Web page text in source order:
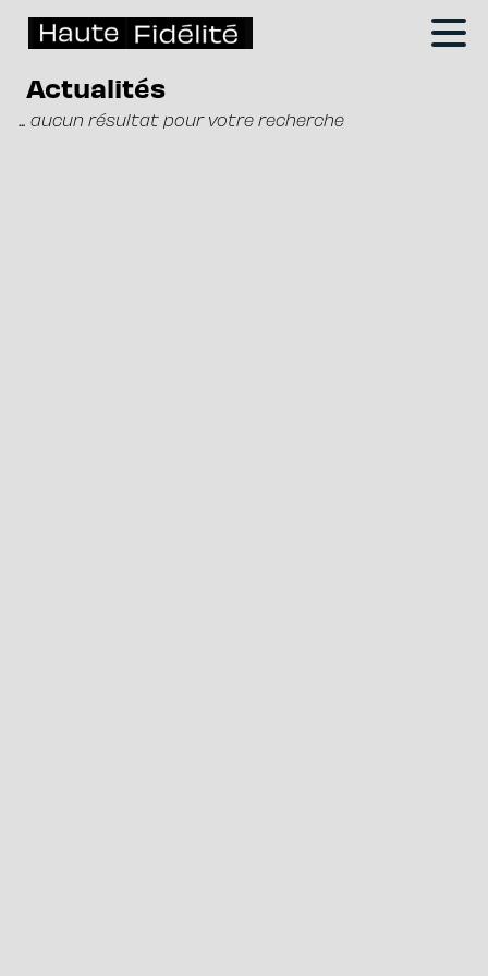
Actualités
... aucun résultat pour votre recherche